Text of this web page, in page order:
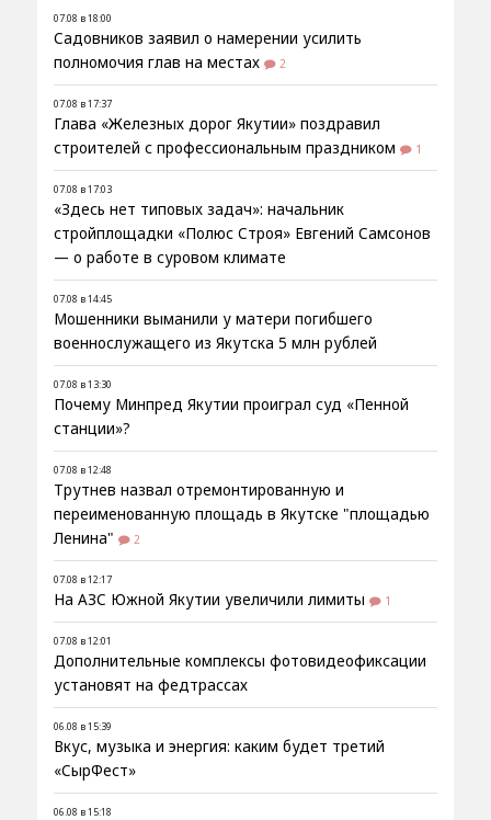
07.08 в 18:00
Садовников заявил о намерении усилить
полномочия глав на местах
2
07.08 в 17:37
Глава «Железных дорог Якутии» поздравил
строителей с профессиональным праздником
1
07.08 в 17:03
«Здесь нет типовых задач»: начальник
стройплощадки «Полюс Строя» Евгений Самсонов
— о работе в суровом климате
07.08 в 14:45
Мошенники выманили у матери погибшего
военнослужащего из Якутска 5 млн рублей
07.08 в 13:30
Почему Минпред Якутии проиграл суд «Пенной
станции»?
07.08 в 12:48
Трутнев назвал отремонтированную и
переименованную площадь в Якутске "площадью
Ленина"
2
07.08 в 12:17
На АЗС Южной Якутии увеличили лимиты 1
07.08 в 12:01
Дополнительные комплексы фотовидеофиксации
установят на федтрассах
06.08 в 15:39
Вкус, музыка и энергия: каким будет третий
«СырФест»
06.08 в 15:18